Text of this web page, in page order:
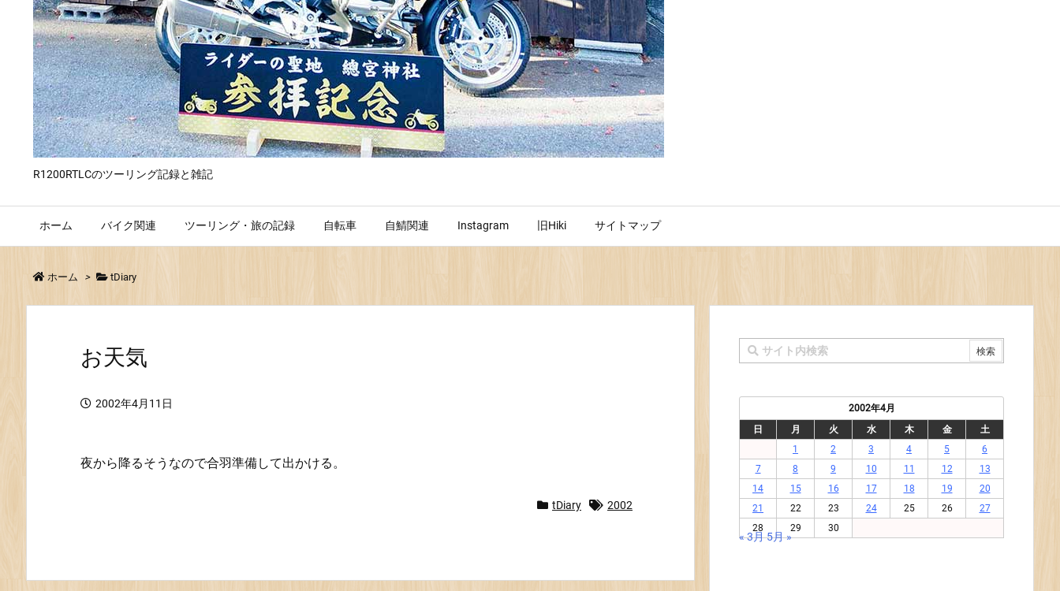
R1200RTLCのツーリング記録と雑記
ホーム バイク関連 ツーリング・旅の記録 自転車 自鯖関連 Instagram 旧Hiki サイトマップ
ホーム > tDiary
お天気
2002年4月11日
夜から降るそうなので合羽準備して出かける。
tDiary 2002
2002年4月
日
月 火 水 木 金
土
1
2 3 4 5
6
7
8 9 10 11 12
13
14
15 16 17 18 19
20
21
22 23 24 25 26
27
28
29 30
« 3月5月 »